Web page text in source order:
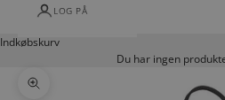
LOG PÅ
Indkøbskurv
Du har ingen
Zoom